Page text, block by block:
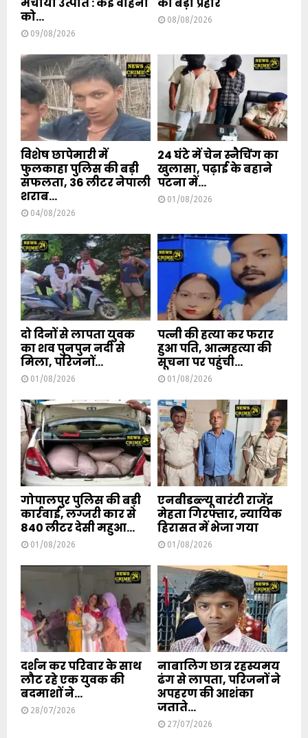
को...
09/08/2026
08/08/2026
विशेष छापेमारी में
फुलकाहा पुलिस की बड़ी
सफलता, 36 लीटर नेपाली
शराब...
04/08/2026
24 घंटे में चेन स्नैचिंग का
खुलासा, पढ़ाई के बहाने
पटना में...
01/08/2026
दो दिनों से लापता युवक
का शव पुनपुन नदी से
मिला, परिजनों...
01/08/2026
पत्नी की हत्या कर फरार
हुआ पति, आत्महत्या की
सूचना पर पहुंची...
01/08/2026
गोपालपुर पुलिस की बड़ी
कार्रवाई, लग्जरी कार से
840 लीटर देसी महुआ...
01/08/2026
एनबीडब्ल्यू वारंटी राजेंद्र
मेहता गिरफ्तार, न्यायिक
हिरासत में भेजा गया
01/08/2026
दर्शन कर परिवार के साथ
लौट रहे एक युवक की
बदमाशों ने...
28/07/2026
नाबालिग छात्र रहस्यमय
ढंग से लापता, परिजनों ने
अपहरण की आशंका
जताते...
27/07/2026